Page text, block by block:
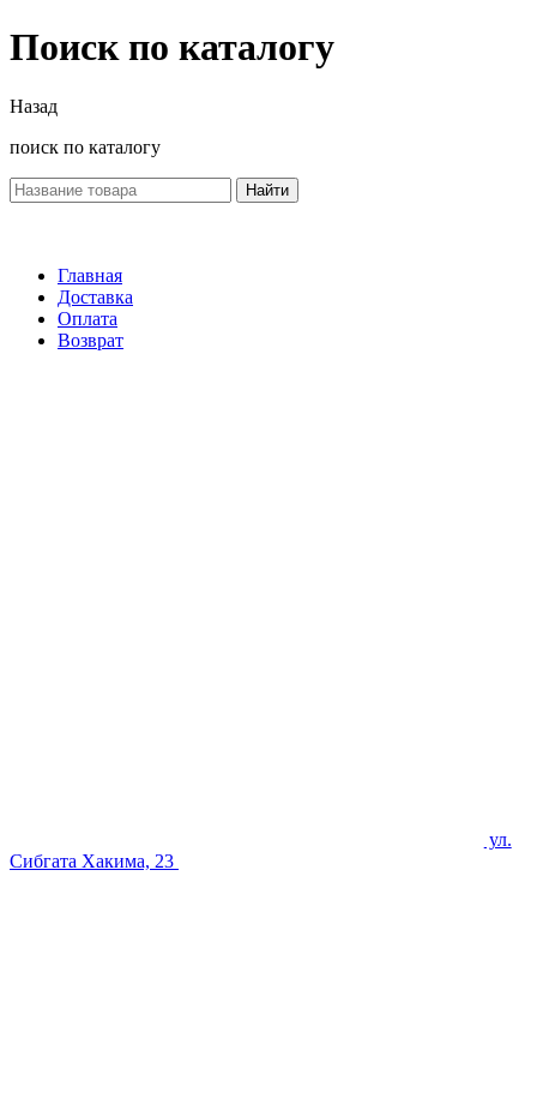
Поиск по каталогу
Назад
поиск по каталогу
Найти
Главная
Доставка
Оплата
Возврат
ул.
Сибгата Хакима, 23